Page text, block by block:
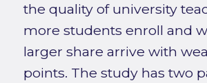
the quality of university
more students enroll and
larger share arrive with
points. The study has two